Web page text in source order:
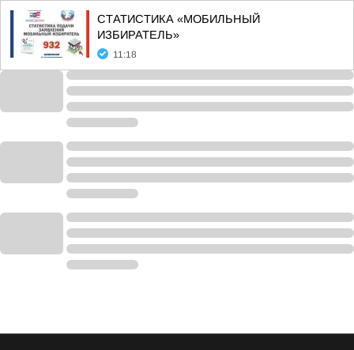
СТАТИСТИКА «МОБИЛЬНЫЙ
ИЗБИРАТЕЛЬ»
11:18